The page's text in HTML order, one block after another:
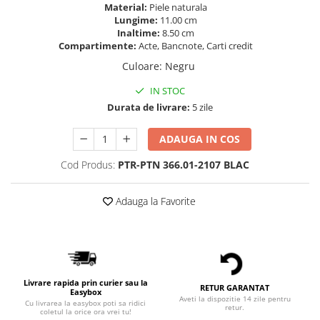
Material: Piele naturala
Lungime: 11.00 cm
Inaltime: 8.50 cm
Compartimente: Acte, Bancnote, Carti credit
Culoare: Negru
IN STOC
Durata de livrare: 5 zile
ADAUGA IN COS
Cod Produs: PTR-PTN 366.01-2107 BLAC
Adauga la Favorite
Livrare rapida prin curier sau la
Easybox
Cu livrarea la easybox poti sa ridici
coletul la orice ora vrei tu!
RETUR GARANTAT
Aveti la dispozitie 14 zile pentru
retur.